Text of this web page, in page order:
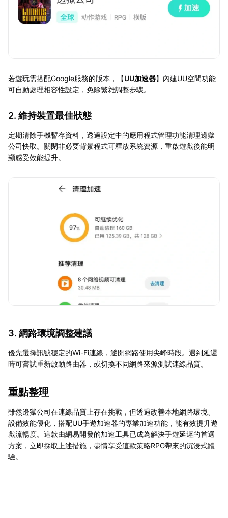
若遊玩需搭配Google服務的版本，【UU加速器】內建UU空間功能
可自動處理相容性設定，免除繁雜調整步驟。
2. 維持裝置最佳狀態
定期清除手機暫存資料，透過設定中的應用程式管理功能清理邊獄
公司快取。關閉非必要背景程式可釋放系統資源，重啟遊戲後能明
顯感受效能提升。
3. 網路環境調整建議
優先選擇訊號穩定的Wi-Fi連線，避開網路使用尖峰時段。遇到延遲
時可嘗試重新啟動路由器，或切換不同網路來源測試連線品質。
重點整理
雖然邊獄公司在連線品質上存在挑戰，但透過改善本地網路環境、
設備效能優化，搭配UU手遊加速器的專業加速功能，能有效提升遊
戲流暢度。這款由網易開發的加速工具已成為解決手遊延遲的首選
方案，立即採取上述措施，盡情享受這款策略RPG帶來的沉浸式體
驗。